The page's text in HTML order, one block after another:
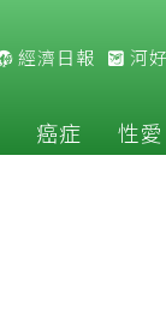
經濟日報 河
癌症 性愛